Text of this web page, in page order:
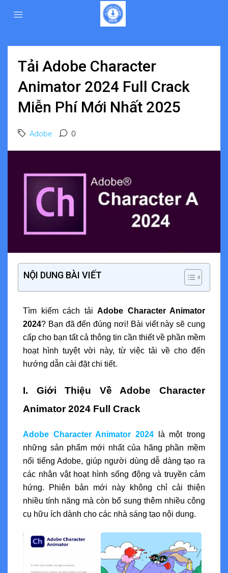
Tải Adobe Character
Animator 2024 Full Crack
Miễn Phí Mới Nhất 2025
Adobe 0
NỘI DUNG BÀI VIẾT
Tìm kiếm cách tải Adobe Character Animator
2024? Bạn đã đến đúng nơi! Bài viết này sẽ cung
cấp cho bạn tất cả thông tin cần thiết về phần mềm
hoạt hình tuyệt vời này, từ việc tải về cho đến
hướng dẫn cài đặt chi tiết.
I. Giới Thiệu Về Adobe Character
Animator 2024 Full Crack
Adobe Character Animator 2024 là một trong
những sản phẩm mới nhất của hãng phần mềm
nổi tiếng Adobe, giúp người dùng dễ dàng tạo ra
các nhân vật hoạt hình sống động và truyền cảm
hứng. Phiên bản mới này không chỉ cải thiện
nhiều tính năng mà còn bổ sung thêm nhiều công
cụ hữu ích dành cho các nhà sáng tạo nội dung.